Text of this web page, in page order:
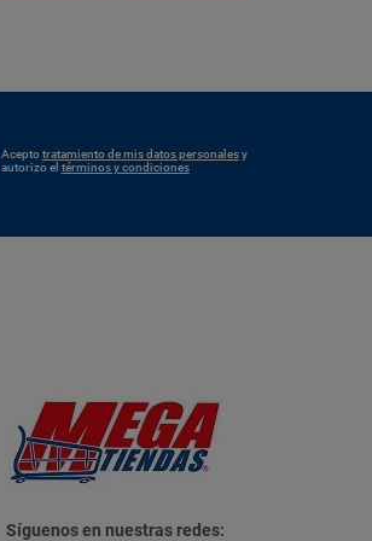
Aceptotratamiento de mis datos personalesy
autorizo el términos y condiciones
Síguenos en nuestras redes: